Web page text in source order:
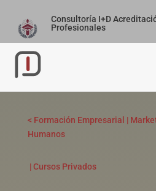
Consultoría I+D
Profesionales
< Formación Empresarial |
Humanos
|Cursos Privados